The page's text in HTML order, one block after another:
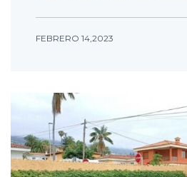
FEBRERO 14,2023